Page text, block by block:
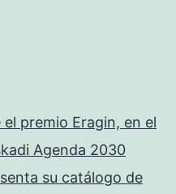
premio Eragin, en el
Agenda 2030
su catálogo de